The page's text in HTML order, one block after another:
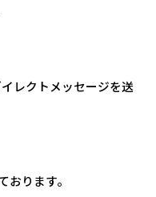
レクトメッセージを送
おります。